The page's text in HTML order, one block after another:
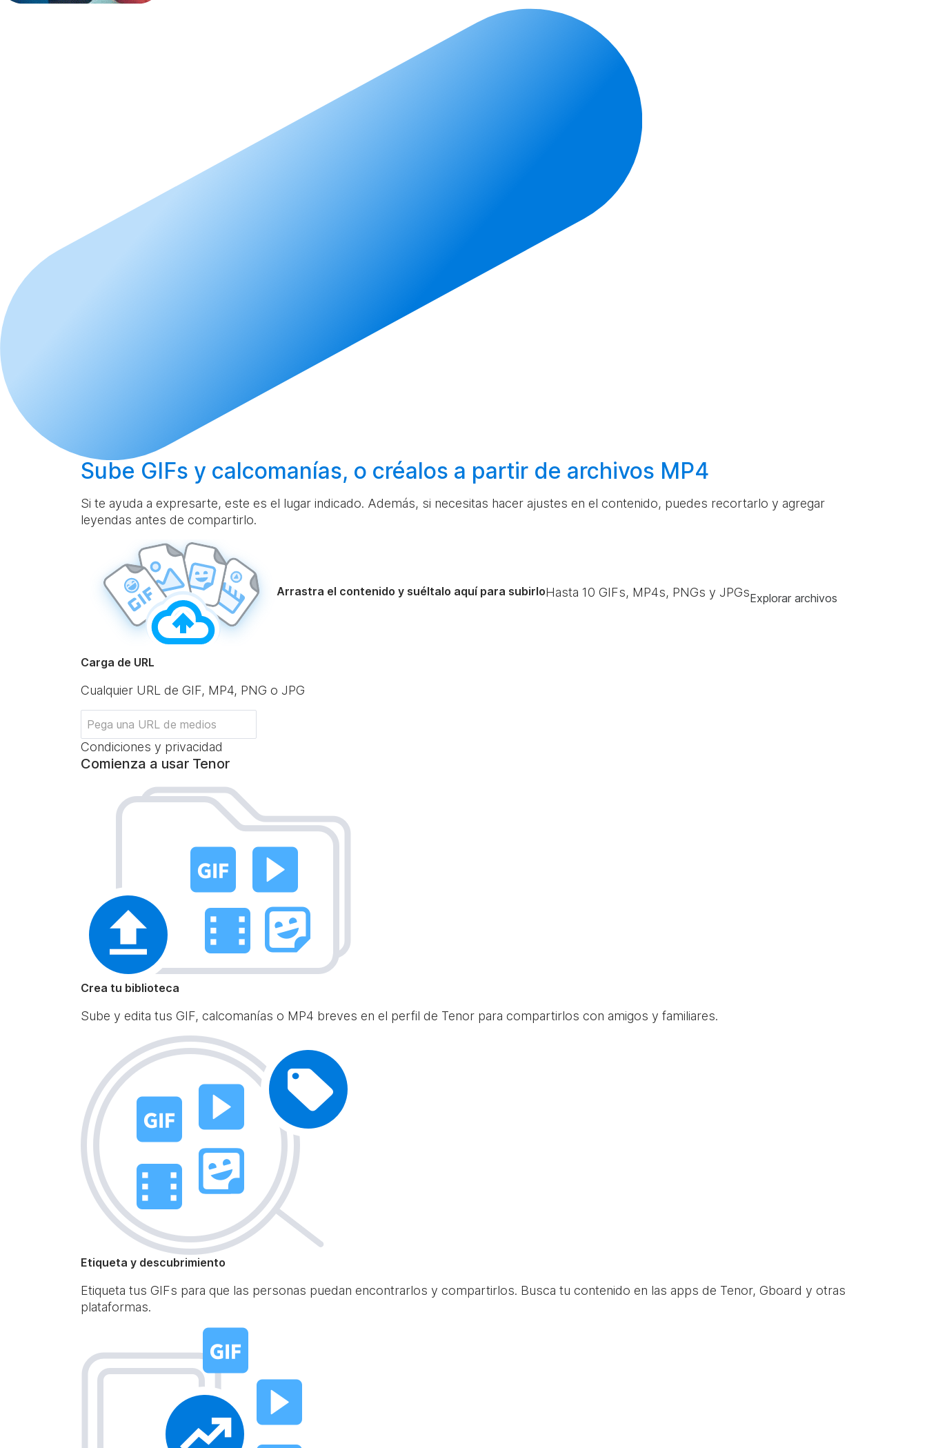
Sube GIFs y calcomanías, o créalos a partir de archivos MP4
Si te ayuda a expresarte, este es el lugar indicado. Además, si necesitas hacer ajustes en el contenido, puedes recortarlo y agregar
leyendas antes de compartirlo.
Arrastra el contenido y suéltalo aquí para subirloHasta 10 GIFs, MP4s, PNGs y JPGsExplorar archivos
Carga de URL
Cualquier URL de GIF, MP4, PNG o JPG
Condiciones y privacidad
Comienza a usar Tenor
Crea tu biblioteca
Sube y edita tus GIF, calcomanías o MP4 breves en el perfil de Tenor para compartirlos con amigos y familiares.
Etiqueta y descubrimiento
Etiqueta tus GIFs para que las personas puedan encontrarlos y compartirlos. Busca tu contenido en las apps de Tenor, Gboard y otras
plataformas.